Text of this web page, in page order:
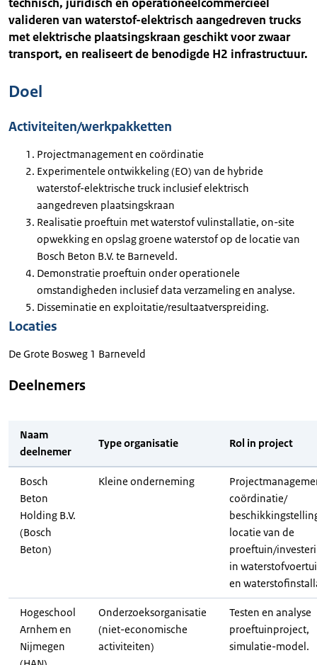
valideren van waterstof-elektrisch aangedreven trucks
met elektrische plaatsingskraan geschikt voor zwaar
transport, en realiseert de benodigde H2 infrastructuur.
Doel
Activiteiten/werkpakketten
Projectmanagement en coördinatie
Experimentele ontwikkeling (EO) van de hybride
waterstof-elektrische truck inclusief elektrisch
aangedreven plaatsingskraan
Realisatie proeftuin met waterstof vulinstallatie, on-site
opwekking en opslag groene waterstof op de locatie van
Bosch Beton B.V. te Barneveld.
Demonstratie proeftuin onder operationele
omstandigheden inclusief data verzameling en analyse.
Disseminatie en exploitatie/resultaatverspreiding.
Locaties
De Grote Bosweg 1 Barneveld
Deelnemers
Naam
deelnemer
Type organisatie Rol in project
Bosch
Beton
Holding B.V.
(Bosch
Beton)
Kleine onderneming
coördinatie/
locatie van de
proeftuin/
in
en
Hogeschool
Arnhem en
Nijmegen
Onderzoeksorganisatie
(niet-economische
activiteiten)
Testen en analyse
proeftuinproject,
simulatie-model.